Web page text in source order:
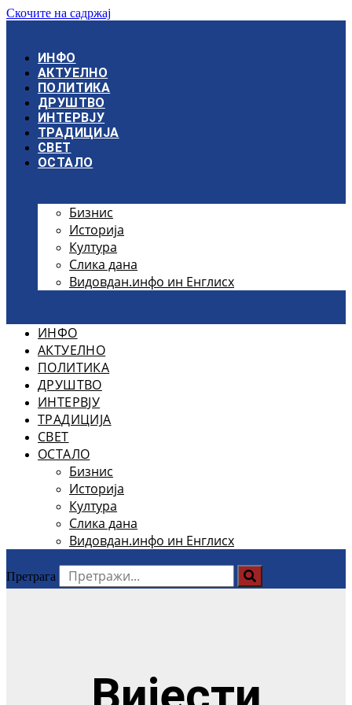
Скочите на садржај
ИНФО
АКТУЕЛНО
ПОЛИТИКА
ДРУШТВО
ИНТЕРВЈУ
ТРАДИЦИЈА
СВЕТ
ОСТАЛО
Бизнис
Историја
Култура
Слика дана
Видовдан.инфо ин Енглисх
ИНФО
АКТУЕЛНО
ПОЛИТИКА
ДРУШТВО
ИНТЕРВЈУ
ТРАДИЦИЈА
СВЕТ
ОСТАЛО
Бизнис
Историја
Култура
Слика дана
Видовдан.инфо ин Енглисх
Претрага